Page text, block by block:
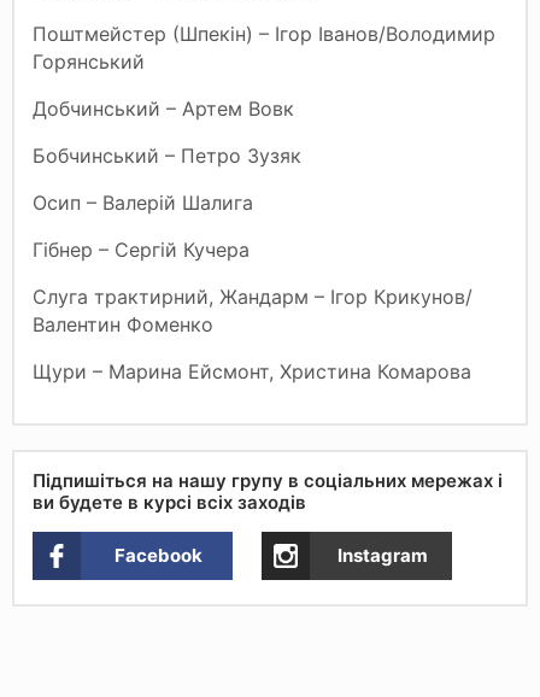
Поштмейстер (Шпекін) – Ігор Іванов/Володимир
Горянський
Добчинський – Артем Вовк
Бобчинський – Петро Зузяк
Осип – Валерій Шалига
Гібнер – Сергій Кучера
Слуга трактирний, Жандарм – Ігор Крикунов/
Валентин Фоменко
Щури – Марина Ейсмонт, Христина Комарова
Підпишіться на нашу групу в соціальних мережах і
ви будете в курсі всіх заходів
Facebook Instagram